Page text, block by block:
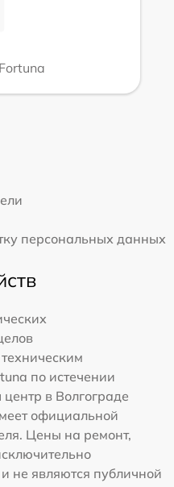
персональных данных
по истечении
в Волгограде
официальной
Цены на ремонт,
не являются публичной